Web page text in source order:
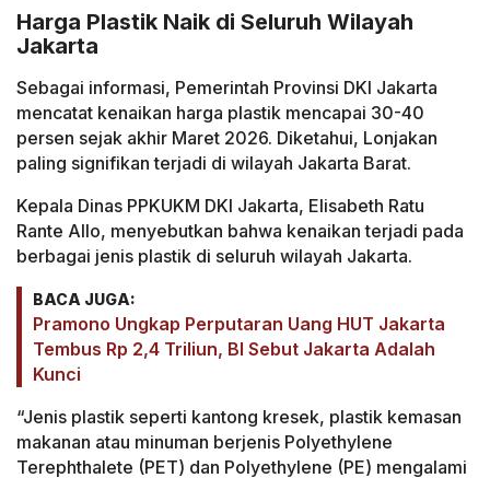
Harga Plastik Naik di Seluruh Wilayah
Jakarta
Sebagai informasi, Pemerintah Provinsi DKI Jakarta
mencatat kenaikan harga plastik mencapai 30-40
persen sejak akhir Maret 2026. Diketahui, Lonjakan
paling signifikan terjadi di wilayah Jakarta Barat.
Kepala Dinas PPKUKM DKI Jakarta, Elisabeth Ratu
Rante Allo, menyebutkan bahwa kenaikan terjadi pada
berbagai jenis plastik di seluruh wilayah Jakarta.
BACA JUGA:
Pramono Ungkap Perputaran Uang HUT Jakarta
Tembus Rp 2,4 Triliun, BI Sebut Jakarta Adalah
Kunci
“Jenis plastik seperti kantong kresek, plastik kemasan
makanan atau minuman berjenis Polyethylene
Terephthalete (PET) dan Polyethylene (PE) mengalami